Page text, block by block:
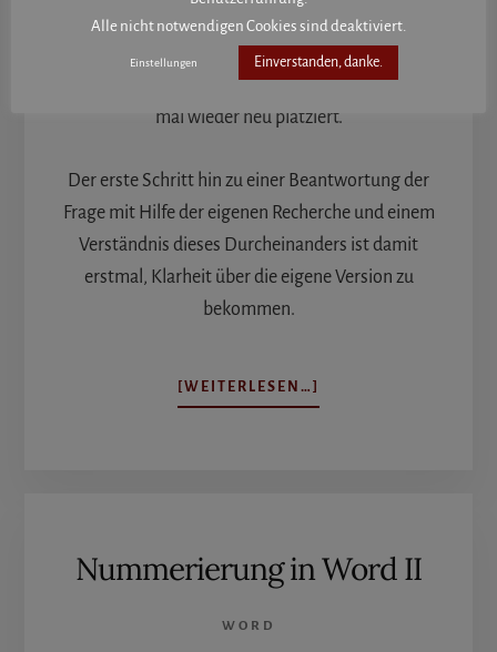
PowerPoint und Co. sind je nach Lizensierung neue
Befehle und Funktionen entweder nicht
vorhanden oder neu benannt oder auch immer
mal wieder neu platziert.
Der erste Schritt hin zu einer Beantwortung der
Frage mit Hilfe der eigenen Recherche und einem
Verständnis dieses Durcheinanders ist damit
erstmal, Klarheit über die eigene Version zu
bekommen.
[WEITERLESEN…]
365:
Nummerierung in Word II
WORD
Alle nicht notwendigen Cookies sind deaktiviert.
Einstellungen Einverstanden, danke.